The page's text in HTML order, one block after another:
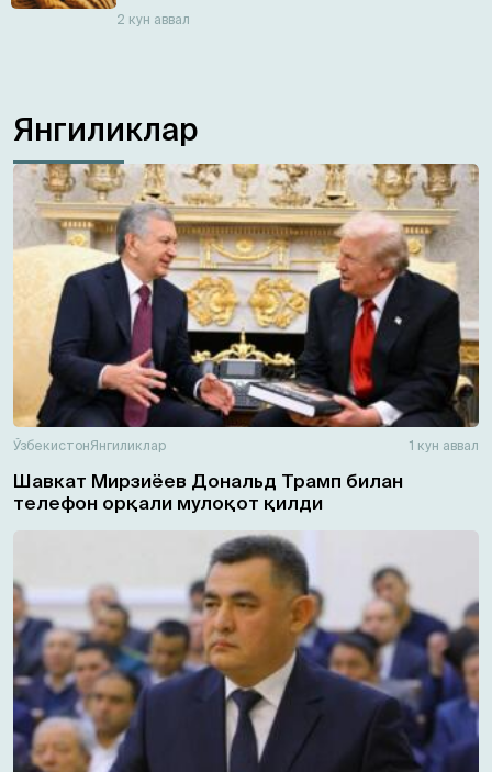
2 кун аввал
Янгиликлар
ЎзбекистонЯнгиликлар 1 кун аввал
Шавкат Мирзиёев Дональд Трамп билан
телефон орқали мулоқот қилди